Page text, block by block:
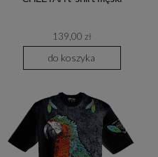
139,00 zł
do koszyka